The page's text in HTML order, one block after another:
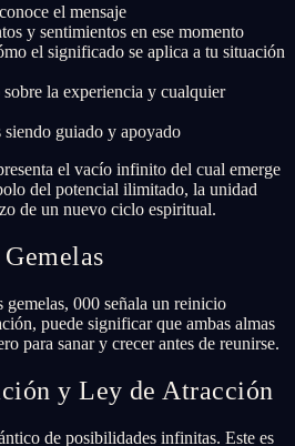
el mensaje
y sentimientos en ese momento
el significado se aplica a tu situación
la experiencia y cualquier
siendo guiado y apoyado
el vacío infinito del cual emerge
del potencial ilimitado, la unidad
de un nuevo ciclo espiritual.
gemelas, 000 señala un reinicio
puede significar que ambas almas
para sanar y crecer antes de reunirse.
y Ley de Atracción
de posibilidades infinitas. Este es